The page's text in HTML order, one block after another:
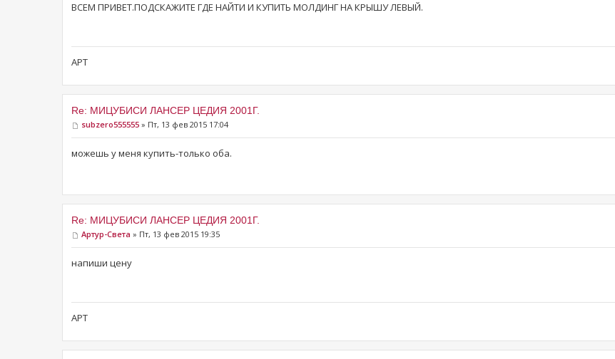
ВСЕМ ПРИВЕТ.ПОДСКАЖИТЕ ГДЕ НАЙТИ И КУПИТЬ МОЛДИНГ НА КРЫШУ ЛЕВЫЙ.
АРТ
Re: МИЦУБИСИ ЛАНСЕР ЦЕДИЯ 2001Г.
subzero555555 » Пт, 13 фев 2015 17:04
можешь у меня купить-только оба.
Re: МИЦУБИСИ ЛАНСЕР ЦЕДИЯ 2001Г.
Артур-Света » Пт, 13 фев 2015 19:35
напиши цену
АРТ